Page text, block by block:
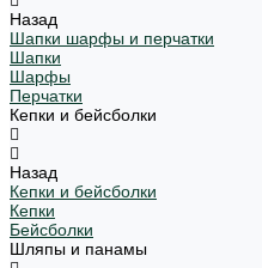
Назад
Шапки шарфы и перчатки
Шапки
Шарфы
Перчатки
Кепки и бейсболки
Назад
Кепки и бейсболки
Кепки
Бейсболки
Шляпы и панамы